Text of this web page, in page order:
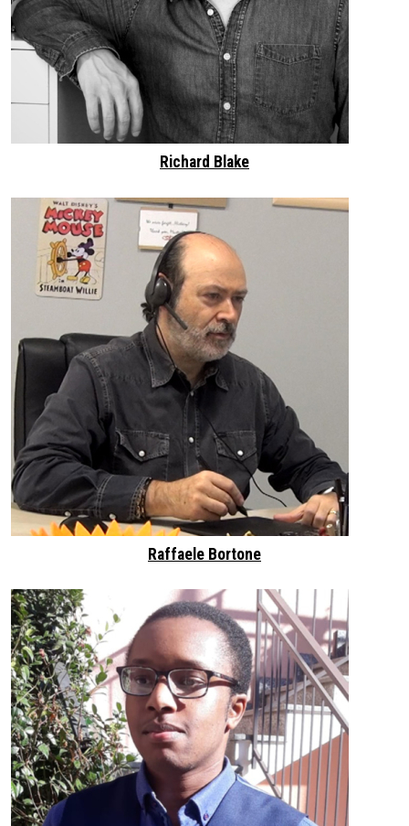
Richard Blake
Raffaele Bortone